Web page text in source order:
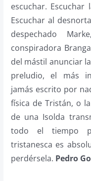
escuchar. Escuchar
Escuchar al
despechado
conspiradora
del mástil anunciar
preludio, el más
jamás escrito por
física de Tristán, o
de una Isolda
todo el tiempo
tristanesca es
perdérsela. Pedro